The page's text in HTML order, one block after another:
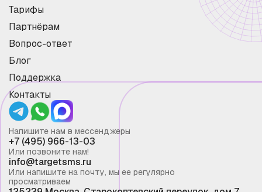
Тарифы
Партнёрам
Вопрос-ответ
Блог
Поддержка
Контакты
Напишите нам в мессенджеры
+7 (495) 966-13-03
Или позвоните нам!
info@targetsms.ru
Или напишите на почту, мы ее регулярно
просматриваем